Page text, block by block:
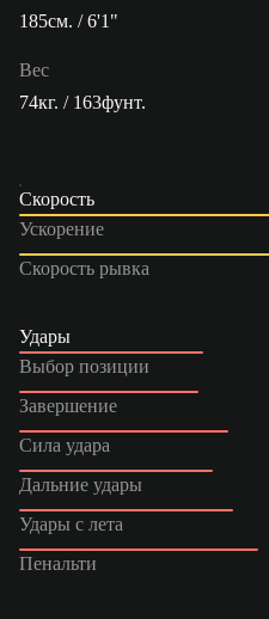
185см. / 6'1"
Вес
74кг. / 163фунт.
Скорость
Ускорение
Скорость рывка
Удары
Выбор позиции
Завершение
Сила удара
Дальние удары
Удары с лета
Пенальти